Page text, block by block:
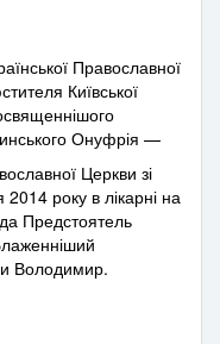
Православної
Київської
Онуфрія —
Церкви зі
року в лікарні на
Предстоятель
Володимир.